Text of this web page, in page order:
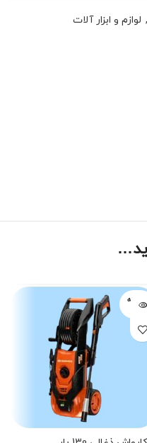
, لوازم و ابزار آلات
فروخته
شده